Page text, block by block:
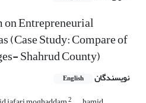
Entrepreneurial
(Case Study: Compare of
Shahrud County)
نویسندگان English
2